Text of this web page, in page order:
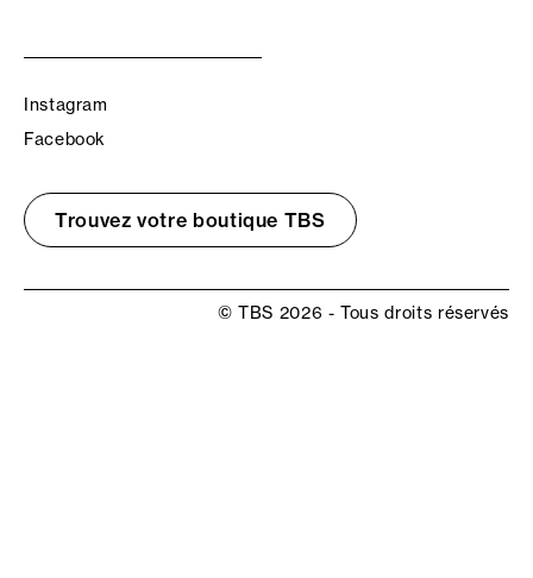
Instagram
Facebook
Trouvez votre boutique TBS
© TBS 2026 - Tous droits réservés